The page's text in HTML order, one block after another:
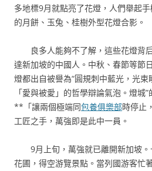
多地標9月就點亮了花燈，人們舉起
的月餅、玉兔、桂樹外型花燈合影。
良多人能夠不了解，這些花燈背
達新加坡的中國人。中秋、春節等節
燈都出自被譽為“圓規刺中藍光，光束
「愛與被愛」的哲學辯論氣泡。燈城
**「讓兩個極端同包養俱樂部時停止
工匠之手，萬強即是此中一員。
9月上旬，萬強就已離開新加坡
花圃，得空游覽景點。當列國游客忙